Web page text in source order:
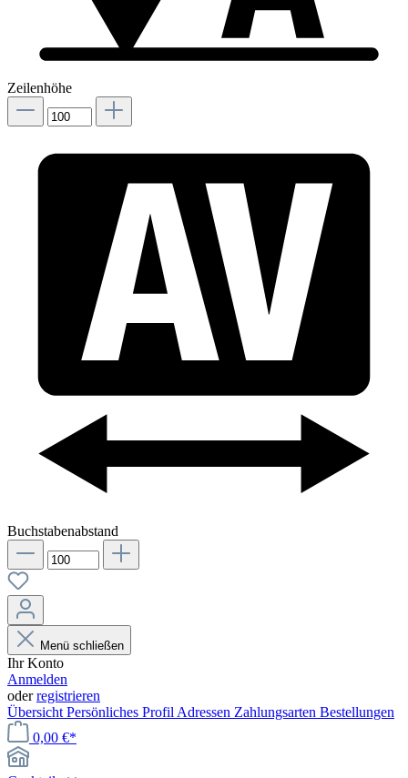
Zeilenhöhe
Buchstabenabstand
Menü schließen
Ihr Konto
Anmelden
oderregistrieren
Übersicht Persönliches Profil Adressen Zahlungsarten Bestellungen
0,00 €*